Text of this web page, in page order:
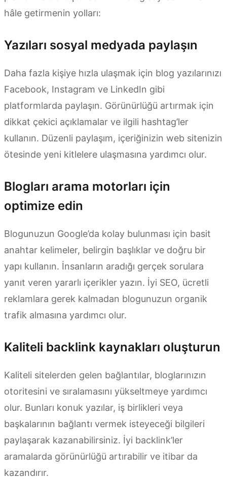
hâle getirmenin yolları:
Yazıları sosyal medyada paylaşın
Daha fazla kişiye hızla ulaşmak için blog yazılarınızı
Facebook, Instagram ve LinkedIn gibi
platformlarda paylaşın. Görünürlüğü artırmak için
dikkat çekici açıklamalar ve ilgili hashtag’ler
kullanın. Düzenli paylaşım, içeriğinizin web sitenizin
ötesinde yeni kitlelere ulaşmasına yardımcı olur.
Blogları arama motorları için
optimize edin
Blogunuzun Google’da kolay bulunması için basit
anahtar kelimeler, belirgin başlıklar ve doğru bir
yapı kullanın. İnsanların aradığı gerçek sorulara
yanıt veren yararlı içerikler yazın. İyi SEO, ücretli
reklamlara gerek kalmadan blogunuzun organik
trafik almasına yardımcı olur.
Kaliteli backlink kaynakları oluşturun
Kaliteli sitelerden gelen bağlantılar, bloglarınızın
otoritesini ve sıralamasını yükseltmeye yardımcı
olur. Bunları konuk yazılar, iş birlikleri veya
başkalarının bağlantı vermek isteyeceği bilgileri
paylaşarak kazanabilirsiniz. İyi backlink’ler
aramalarda görünürlüğü artırabilir ve itibar da
kazandırır.